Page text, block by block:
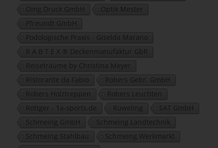
Oing Druck GmbH
Optik Mester
Pfreundt GmbH
Podologische Praxis - Giselda Marano
R A B T E X ® Deckenmanufaktur GbR
Reiseträume by Christina Meyer
Ristorante da Fabio
Robers Gebr. GmbH
Robers Holztreppen
Robers Leuchten
Röttger - 1a-sports.de
Rüweling
SAT GmbH
Schmeing GmbH
Schmeing Landtechnik
Schmeing Stahlbau
Schmeing Werkmarkt